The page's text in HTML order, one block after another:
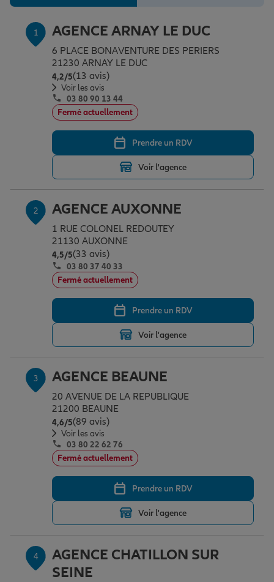
Assurance emprunteur
Prévoyance et dépendance
Assurance animal de compagnie
Protection de la famille
Protection juridique
Épargne & retraite
Plan épargne retraite
Assurance vie
Placements financiers
Investissements immobiliers
Transmission
Vos projets
Partir en vacances
Changer de voiture
Départ à la retraite
Préparer l’avenir
Conseil assurance
Assurance auto
Assurance habitation
Le Pack Famille
Garantie des accidents de la vie
Assurance scolaire
Protection juridique
Retraite
Tous nos devis d'assurance
Professionnels
Allianz en France
1 AGENCE ARNAY LE DUC
6 PLACE BONAVENTURE DES PERIERS
21230 ARNAY LE DUC
4,2/5Note de 4.2 sur 5
(13 avis)
Voir les avis
03 80 90 13 44
Fermé actuellement
Prendre un RDV
Voir l'agence
2 AGENCE AUXONNE
1 RUE COLONEL REDOUTEY
21130 AUXONNE
4,5/5Note de 4.5 sur 5
(33 avis)
03 80 37 40 33
Fermé actuellement
Prendre un RDV
Voir l'agence
3 AGENCE BEAUNE
20 AVENUE DE LA REPUBLIQUE
21200 BEAUNE
4,6/5Note de 4.6 sur 5
(89 avis)
Voir les avis
03 80 22 62 76
Fermé actuellement
Prendre un RDV
Voir l'agence
4
AGENCE CHATILLON SUR
SEINE